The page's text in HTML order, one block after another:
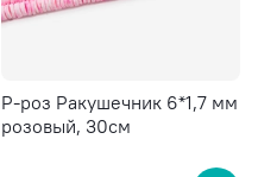
Р-роз Ракушечник 6*1,7 мм
розовый, 30см